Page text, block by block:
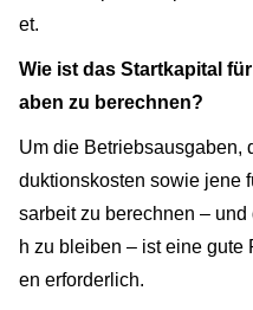
et.
Wie ist das Startkapital
aben zu berechnen?
Um die Betriebsausgaben,
duktionskosten sowie jene
sarbeit zu berechnen –
h zu bleiben – ist eine
en erforderlich.